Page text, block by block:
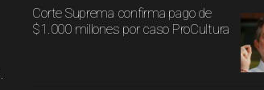
Corte Suprema confirma pago de
$1.000 millones por caso ProCultura